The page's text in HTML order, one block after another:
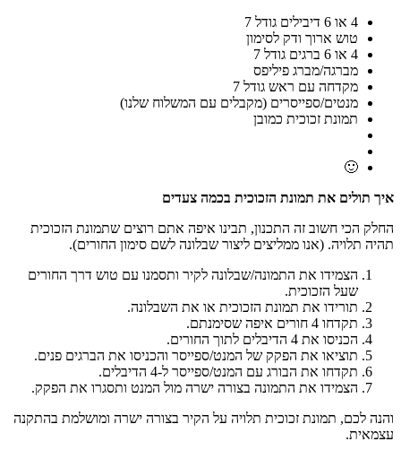
4 או 6 דיבילים גודל 7
טוש ארוך ודק לסימון
4 או 6 ברגים גודל 7
מברגה/מברג פיליפס
מקדחה עם ראש גודל 7
מנטים/ספייסרים (מקבלים עם המשלוח שלנו)
תמונת זכוכית כמובן
🙂
איך תולים את תמונת הזכוכית בכמה צעדים
החלק הכי חשוב זה התכנון, תבינו איפה אתם רוצים שתמונת הזכוכית
תהיה תלויה. (אנו ממליצים ליצור שבלונה לשם סימון החורים).
הצמידו את התמונה/שבלונה לקיר ותסמנו עם טוש דרך החורים
שעל הזכוכית.
תורידו את תמונת הזכוכית או את השבלונה.
תקדחו 4 חורים איפה שסימנתם.
הכניסו את 4 הדיבלים לתוך החורים.
תוציאו את הפקק של המנט/ספייסר והכניסו את הברגים פנים.
תקדחו את הבורג עם המנט/ספייסר ל-4 הדיבלים.
הצמידו את התמונה בצורה ישרה מול המנט ותסגרו את הפקק.
והנה לכם, תמונת זכוכית תלויה על הקיר בצורה ישרה ומושלמת בהתקנה
עצמאית.